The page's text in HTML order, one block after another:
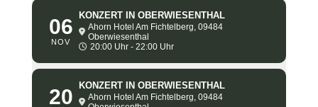
06
NOV
KONZERT IN OBERWIESENTHAL
Ahorn Hotel Am Fichtelberg, 09484
Oberwiesenthal
20:00 Uhr - 22:00 Uhr
20 KONZERT IN OBERWIESENTHAL
Ahorn Hotel Am Fichtelberg, 09484